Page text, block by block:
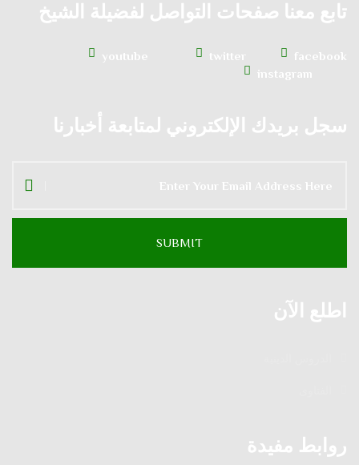
تابع معنا صفحات التواصل لفضيلة الشيخ
facebook
twitter
youtube
instagram
سجل بريدك الإلكتروني لمتابعة أخبارنا
اطلع الآن
روابط مفيدة